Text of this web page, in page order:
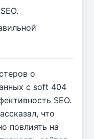
о
с soft 404
SEO.
что
повлиять на